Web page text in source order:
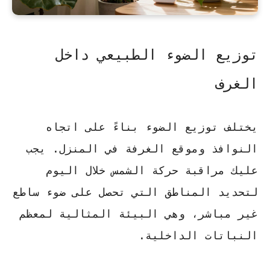
توزيع الضوء الطبيعي داخل
الغرف
يختلف توزيع الضوء بناءً على اتجاه
النوافذ وموقع الغرفة في المنزل. يجب
عليك مراقبة حركة الشمس خلال اليوم
لتحديد المناطق التي تحصل على ضوء ساطع
غير مباشر، وهي البيئة المثالية لمعظم
النباتات الداخلية.